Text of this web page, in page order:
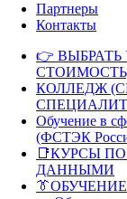
Партнеры
Контакты
👉
КОЛЛЕДЖ
Обучение в
(ФСТЭК
📑КУРСЫ
ДАННЫМИ